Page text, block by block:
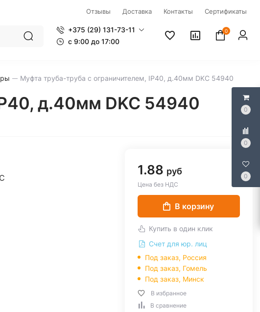
0
0
0
Отзывы Доставка Контакты Сертификаты
+375 (29) 131-73-11
c 9:00 до 17:00
0
Муфта труба-труба с ограничителем, IP40, д.40мм DKC 54940
д.40мм DKC 54940
1.88 руб
Цена без НДС
В корзину
Купить в один клик
Счет для юр. лиц
Под заказ, Россия
Под заказ, Гомель
Под заказ, Минск
В избранное
В сравнение